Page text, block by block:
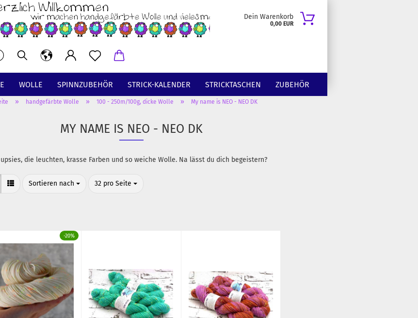
Dein Warenkorb
0,00 EUR
WOLLE SPINNZUBEHÖR STRICK-KALENDER STRICKTASCHEN ZUBEHÖR
» handgefärbte Wolle » 100 - 250m/100g, dicke Wolle » My name is NEO - NEO DK
MY NAME IS NEO - NEO DK
die leuchten, krasse Farben und so weiche Wolle. Na lässt du dich begeistern?
Sortieren nach
Sortieren nach 32 pro Seite
pro Seite
-20%